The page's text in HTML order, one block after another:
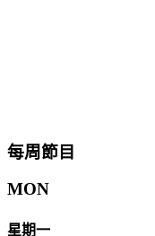
每周節目
MON
星期一